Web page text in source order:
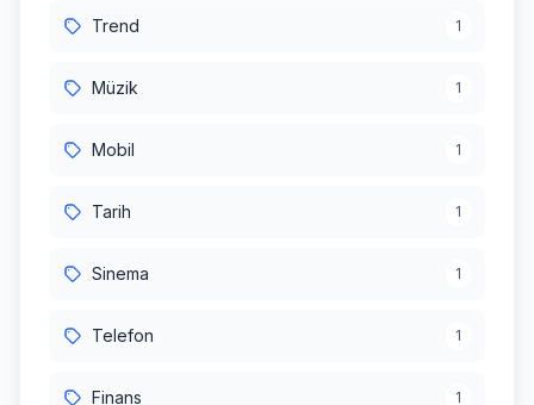
Trend 1
Müzik 1
Mobil 1
Tarih 1
Sinema 1
Telefon 1
Finans 1